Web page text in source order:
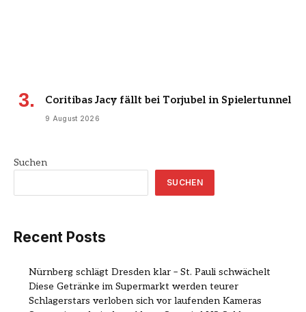
Coritibas Jacy fällt bei Torjubel in Spielertunnel
9 August 2026
Suchen
SUCHEN
Recent Posts
Nürnberg schlägt Dresden klar – St. Pauli schwächelt
Diese Getränke im Supermarkt werden teurer
Schlagerstars verloben sich vor laufenden Kameras